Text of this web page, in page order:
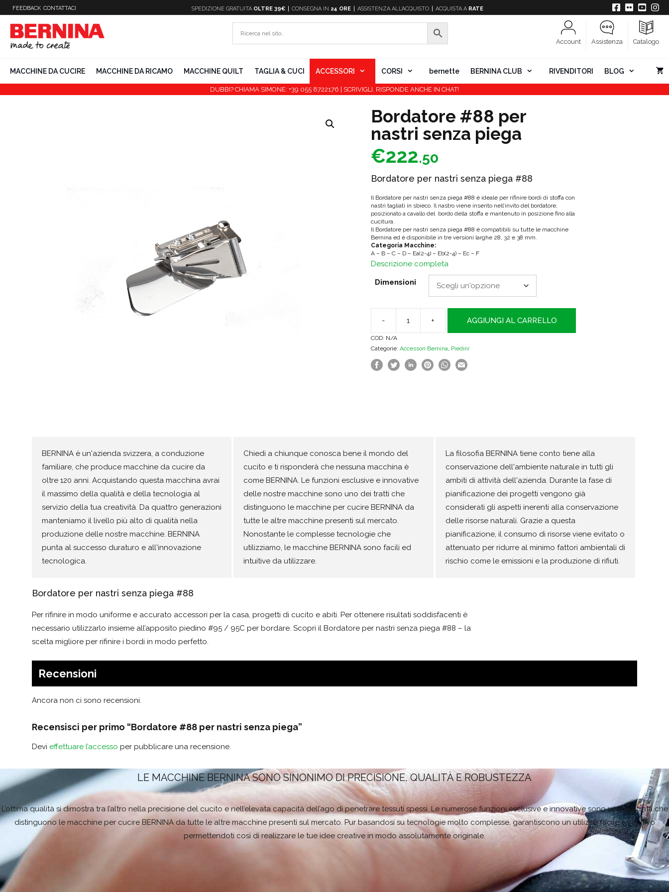
contenuto
FEEDBACK CONTATTACI SPEDIZIONE GRATUITA OLTRE 39€ CONSEGNA IN 24 ORE ASSISTENZA ALL’ACQUISTO ACQUISTA A RATE
Account Assistenza Catalogo
MACCHINE DA CUCIRE MACCHINE DA RICAMO MACCHINE QUILT TAGLIA & CUCI ACCESSORI CORSI bernette BERNINA CLUB RIVENDITORI BLOG
DUBBI? CHIAMA SIMONE: +39 055 8722176 | SCRIVIGLI. RISPONDE ANCHE IN CHAT!
Bordatore #88 per
nastri senza piega
€222.50
Bordatore per nastri senza piega #88
Il Bordatore per nastri senza piega #88 è ideale per rifinire bordi di stoffa con
nastri tagliati in sbieco. Il nastro viene inserito nell’invito del bordatore,
posizionato a cavallo del bordo della stoffa e mantenuto in posizione fino alla
cucitura.
Il Bordatore per nastri senza piega #88 è compatibili su tutte le macchine
Bernina ed è disponibile in tre versioni larghe 28, 32 e 38 mm.
Categoria Macchine:
A – B – C – D – Ea(2-4) – Eb(2-4) – Ec – F
Descrizione completa
Dimensioni
-
#88
per
nastri
+ AGGIUNGI AL CARRELLO
COD: N/A
Categorie: Accessori Bernina, Piedini
BERNINA è un'azienda svizzera, a conduzione
familiare, che produce macchine da cucire da
oltre 120 anni. Acquistando questa macchina avrai
il massimo della qualità e della tecnologia al
servizio della tua creatività. Da quattro generazioni
manteniamo il livello più alto di qualità nella
produzione delle nostre macchine. BERNINA
punta al successo duraturo e all'innovazione
tecnologica.
Chiedi a chiunque conosca bene il mondo del
cucito e ti risponderà che nessuna macchina è
come BERNINA. Le funzioni esclusive e innovative
delle nostre macchine sono uno dei tratti che
distinguono le macchine per cucire BERNINA da
tutte le altre macchine presenti sul mercato.
Nonostante le complesse tecnologie che
utilizziamo, le macchine BERNINA sono facili ed
intuitive da utilizzare.
La filosofia BERNINA tiene conto tiene alla
conservazione dell'ambiente naturale in tutti gli
ambiti di attività dell'azienda. Durante la fase di
pianificazione dei progetti vengono già
considerati gli aspetti inerenti alla conservazione
delle risorse naturali. Grazie a questa
pianificazione, il consumo di risorse viene evitato o
attenuato per ridurre al minimo fattori ambientali di
rischio come le emissioni e la produzione di rifiuti.
Bordatore per nastri senza piega #88
Per rifinire in modo uniforme e accurato accessori per la casa, progetti di cucito e abiti. Per ottenere risultati soddisfacenti è
necessario utilizzarlo insieme all’apposito piedino #95 / 95C per bordare. Scopri il Bordatore per nastri senza piega #88 – la
scelta migliore per rifinire i bordi in modo perfetto.
Recensioni
Ancora non ci sono recensioni.
Recensisci per primo “Bordatore #88 per nastri senza piega”
Devi effettuare l’accesso per pubblicare una recensione.
LE MACCHINE BERNINA SONO SINONIMO DI PRECISIONE, QUALITÀ E ROBUSTEZZA
L’ottima qualità si dimostra tra l’altro nella precisione del cucito e nell’elevata capacità dell’ago di penetrare tessuti spessi. Le numerose funzioni esclusive e innovative sono uno dei tratti che
distinguono le macchine per cucire BERNINA da tutte le altre macchine presenti sul mercato. Pur basandosi su tecnologie molto complesse, garantiscono un utilizzo facile e intuitivo
permettendoti così di realizzare le tue idee creative in modo assolutamente originale.